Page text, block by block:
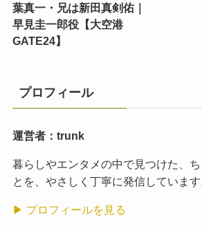
葉真一・兄は新田真剣佑｜
早見圭一郎役【大空港
GATE24】
プロフィール
運営者：trunk
暮らしやエンタメの中で見つけた、
とを、やさしく丁寧に発信しています
▶ プロフィールを見る